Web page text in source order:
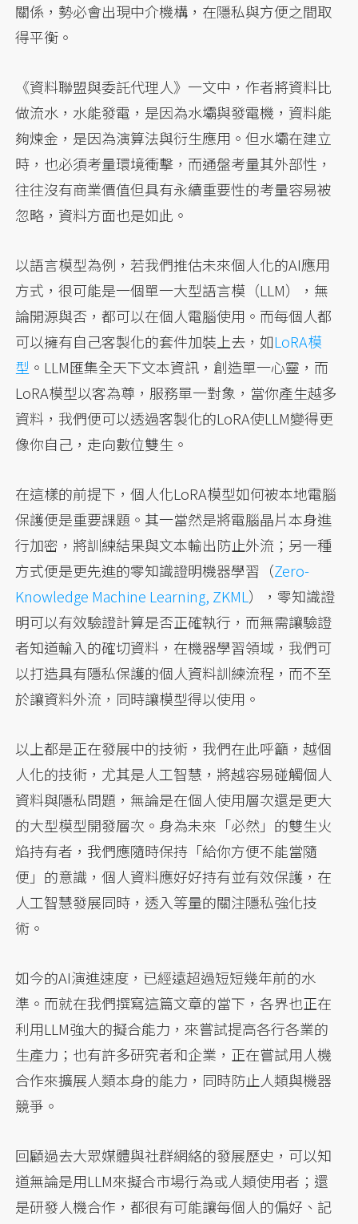
關係，勢必會出現中介機構，在隱私與方便之間取
得平衡。
《資料聯盟與委託代理人》一文中，作者將資料比
做流水，水能發電，是因為水壩與發電機，資料能
夠煉金，是因為演算法與衍生應用。但水壩在建立
時，也必須考量環境衝擊，而通盤考量其外部性，
往往沒有商業價值但具有永續重要性的考量容易被
忽略，資料方面也是如此。
以語言模型為例，若我們推估未來個人化的AI應用
方式，很可能是一個單一大型語言模（LLM），無
論開源與否，都可以在個人電腦使用。而每個人都
可以擁有自己客製化的套件加裝上去，如LoRA模
型 。LLM匯集全天下文本資訊，創造單一心靈，而
LoRA模型以客為尊，服務單一對象，當你產生越多
資料，我們便可以透過客製化的LoRA使LLM變得更
像你自己，走向數位雙生。
在這樣的前提下，個人化LoRA模型如何被本地電腦
保護便是重要課題。其一當然是將電腦晶片本身進
行加密，將訓練結果與文本輸出防止外流；另一種
方式便是更先進的零知識證明機器學習（Zero-
Knowledge Machine Learning, ZKML ），零知識證
明可以有效驗證計算是否正確執行，而無需讓驗證
者知道輸入的確切資料，在機器學習領域，我們可
以打造具有隱私保護的個人資料訓練流程，而不至
於讓資料外流，同時讓模型得以使用。
以上都是正在發展中的技術，我們在此呼籲，越個
人化的技術，尤其是人工智慧，將越容易碰觸個人
資料與隱私問題，無論是在個人使用層次還是更大
的大型模型開發層次。身為未來「必然」的雙生火
焰持有者，我們應隨時保持「給你方便不能當隨
便」的意識，個人資料應好好持有並有效保護，在
人工智慧發展同時，透入等量的關注隱私強化技
術。
如今的AI演進速度，已經遠超過短短幾年前的水
準。而就在我們撰寫這篇文章的當下，各界也正在
利用LLM強大的擬合能力，來嘗試提高各行各業的
生產力；也有許多研究者和企業，正在嘗試用人機
合作來擴展人類本身的能力，同時防止人類與機器
競爭。
回顧過去大眾媒體與社群網絡的發展歷史，可以知
道無論是用LLM來擬合市場行為或人類使用者；還
是研發人機合作，都很有可能讓每個人的偏好、記